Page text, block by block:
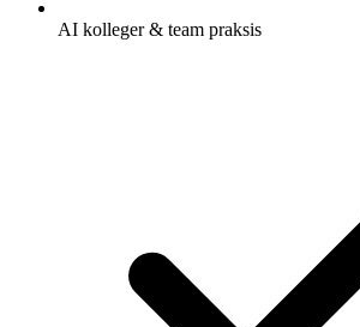
AI kolleger & team praksis